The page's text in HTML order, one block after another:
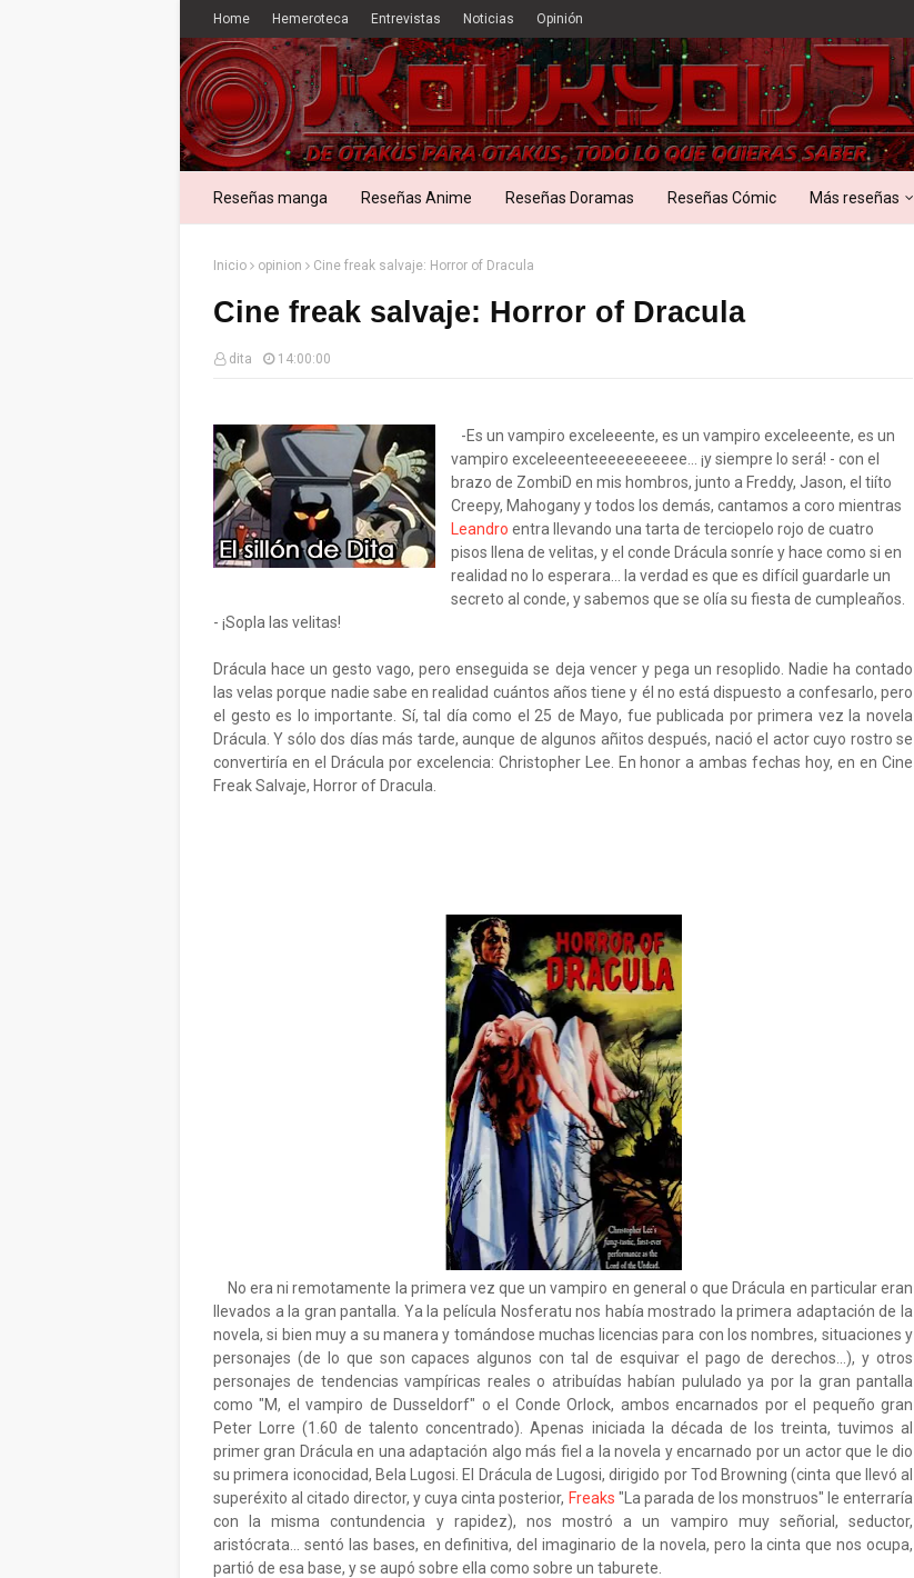
Home Hemeroteca Entrevistas Noticias Opinión
Reseñas manga Reseñas Anime Reseñas Doramas Reseñas Cómic Más reseñas
Inicio opinion Cine freak salvaje: Horror of Dracula
Cine freak salvaje: Horror of Dracula
dita 14:00:00
-Es un vampiro exceleeente, es un vampiro exceleeente, es un
vampiro exceleeenteeeeeeeeeee... ¡y siempre lo será! - con el
brazo de ZombiD en mis hombros, junto a Freddy, Jason, el tiíto
Creepy, Mahogany y todos los demás, cantamos a coro mientras
Leandro entra llevando una tarta de terciopelo rojo de cuatro
pisos llena de velitas, y el conde Drácula sonríe y hace como si en
realidad no lo esperara... la verdad es que es difícil guardarle un
secreto al conde, y sabemos que se olía su fiesta de cumpleaños.
- ¡Sopla las velitas!
Drácula hace un gesto vago, pero enseguida se deja vencer y pega un resoplido. Nadie ha contado
las velas porque nadie sabe en realidad cuántos años tiene y él no está dispuesto a confesarlo, pero
el gesto es lo importante. Sí, tal día como el 25 de Mayo, fue publicada por primera vez la novela
Drácula. Y sólo dos días más tarde, aunque de algunos añitos después, nació el actor cuyo rostro se
convertiría en el Drácula por excelencia: Christopher Lee. En honor a ambas fechas hoy, en en Cine
Freak Salvaje, Horror of Dracula.
No era ni remotamente la primera vez que un vampiro en general o que Drácula en particular eran
llevados a la gran pantalla. Ya la película Nosferatu nos había mostrado la primera adaptación de la
novela, si bien muy a su manera y tomándose muchas licencias para con los nombres, situaciones y
personajes (de lo que son capaces algunos con tal de esquivar el pago de derechos...), y otros
personajes de tendencias vampíricas reales o atribuídas habían pululado ya por la gran pantalla
como "M, el vampiro de Dusseldorf" o el Conde Orlock, ambos encarnados por el pequeño gran
Peter Lorre (1.60 de talento concentrado). Apenas iniciada la década de los treinta, tuvimos al
primer gran Drácula en una adaptación algo más fiel a la novela y encarnado por un actor que le dio
su primera iconocidad, Bela Lugosi. El Drácula de Lugosi, dirigido por Tod Browning (cinta que llevó al
superéxito al citado director, y cuya cinta posterior, Freaks "La parada de los monstruos" le enterraría
con la misma contundencia y rapidez), nos mostró a un vampiro muy señorial, seductor,
aristócrata... sentó las bases, en definitiva, del imaginario de la novela, pero la cinta que nos ocupa,
partió de esa base, y se aupó sobre ella como sobre un taburete.